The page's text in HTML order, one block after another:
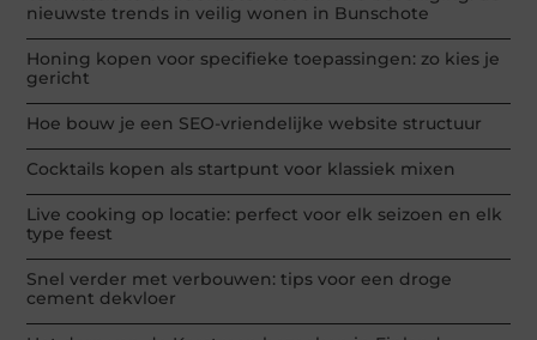
nieuwste trends in veilig wonen in Bunschote
Honing kopen voor specifieke toepassingen: zo kies je
gericht
Hoe bouw je een SEO-vriendelijke website structuur
Cocktails kopen als startpunt voor klassiek mixen
Live cooking op locatie: perfect voor elk seizoen en elk
type feest
Snel verder met verbouwen: tips voor een droge
cement dekvloer